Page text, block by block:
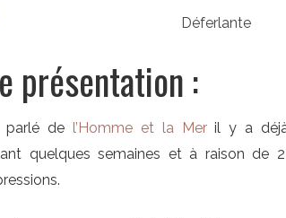
présentation :
parlé de l’Homme et la Meril y a déjà
quelques semaines et à raison de